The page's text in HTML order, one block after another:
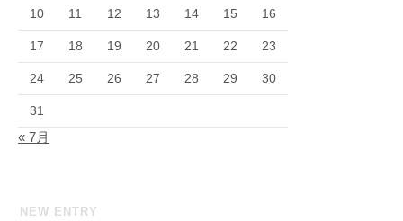
10 11 12 13 14 15 16
17 18 19 20 21 22 23
24 25 26 27 28 29 30
31
« 7月
NEW ENTRY